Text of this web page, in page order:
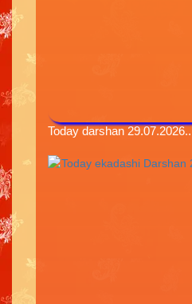
Today darshan 29.07.2026..